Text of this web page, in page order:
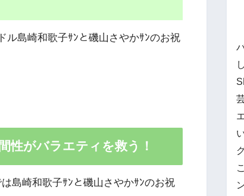
ル島崎和歌子ｻﾝと磯山さやかｻﾝのお祝
性がバラエティを救う！
島崎和歌子ｻﾝと磯山さやかｻﾝのお祝